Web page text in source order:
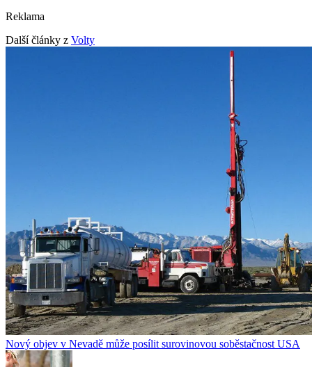
Reklama
Další články z Volty
Nový objev v Nevadě může posílit surovinovou soběstačnost USA